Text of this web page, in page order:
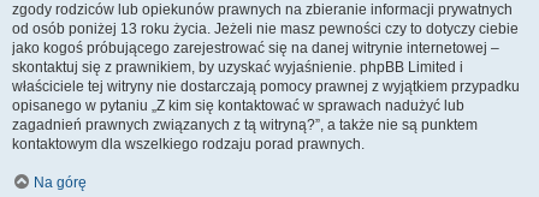
zgody rodziców lub opiekunów prawnych na zbieranie informacji prywatnych
od osób poniżej 13 roku życia. Jeżeli nie masz pewności czy to dotyczy ciebie
jako kogoś próbującego zarejestrować się na danej witrynie internetowej –
skontaktuj się z prawnikiem, by uzyskać wyjaśnienie. phpBB Limited i
właściciele tej witryny nie dostarczają pomocy prawnej z wyjątkiem przypadku
opisanego w pytaniu „Z kim się kontaktować w sprawach nadużyć lub
zagadnień prawnych związanych z tą witryną?”, a także nie są punktem
kontaktowym dla wszelkiego rodzaju porad prawnych.
Na górę